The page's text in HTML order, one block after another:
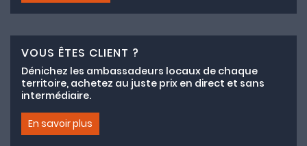
VOUS ÊTES CLIENT ?
Dénichez les ambassadeurs locaux de chaque
territoire, achetez au juste prix en direct et sans
intermédiaire.
En savoir plus